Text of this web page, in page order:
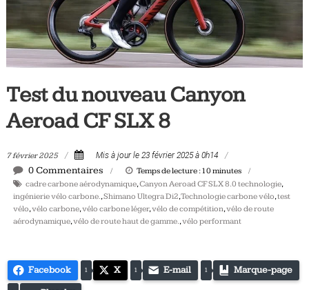
les
jours,
votre
vélo
et
triathlon
Test du nouveau Canyon
Aeroad CF SLX 8
7 février 2025 Mis à jour le 23 février 2025 à 0h14
0 Commentaires Temps de lecture : 10minutes
cadre carbone aérodynamique,Canyon Aeroad CF SLX 8.0 technologie,
ingénierie vélo carbone.,Shimano Ultegra Di2,Technologie carbone vélo,test
vélo,vélo carbone,vélo carbone léger,vélo de compétition,vélo de route
aérodynamique,vélo de route haut de gamme.,vélo performant
Facebook 1 X 1 E-mail 1 Marque-page